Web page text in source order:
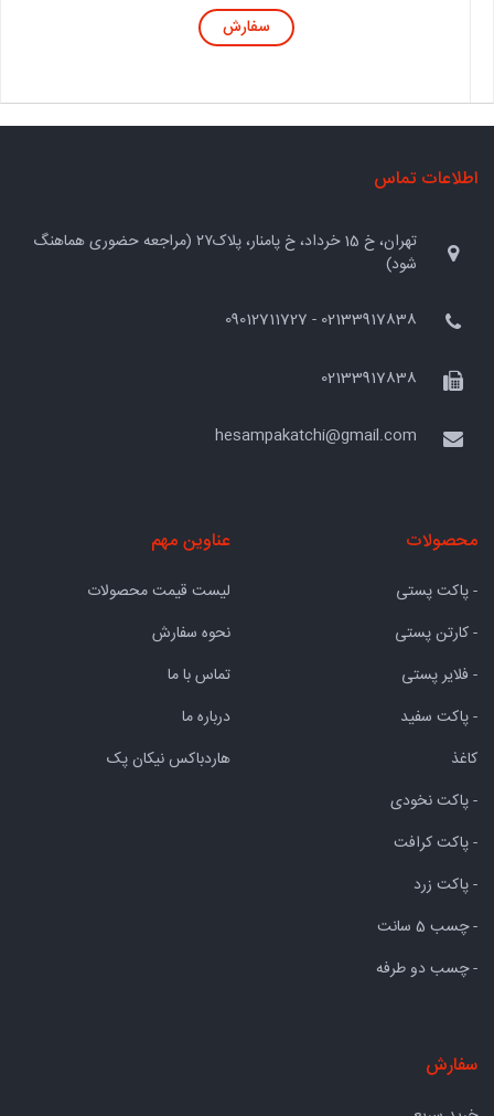
سفارش
اطلاعات تماس
تهران، خ 15 خرداد، خ پامنار، پلاک۲۷ (مراجعه حضوری هماهنگ
شود)
02133917838 - 09012711727
02133917838
hesampakatchi@gmail.com
محصولات
- پاکت پستی
- کارتن پستی
- فلایر پستی
- پاکت سفید
کاغذ
- پاکت نخودی
- پاکت کرافت
- پاکت زرد
- چسب 5 سانت
- چسب دو طرفه
عناوین مهم
لیست قیمت محصولات
نحوه سفارش
تماس با ما
درباره ما
هاردباکس نیکان پک
سفارش